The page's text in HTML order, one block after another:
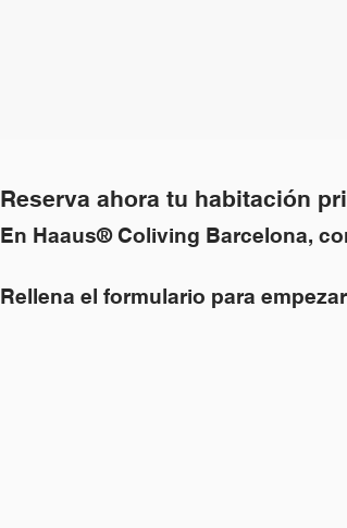
Reserva ahora tu habitación
En Haaus® Coliving Barcelona,
Rellena el formulario para